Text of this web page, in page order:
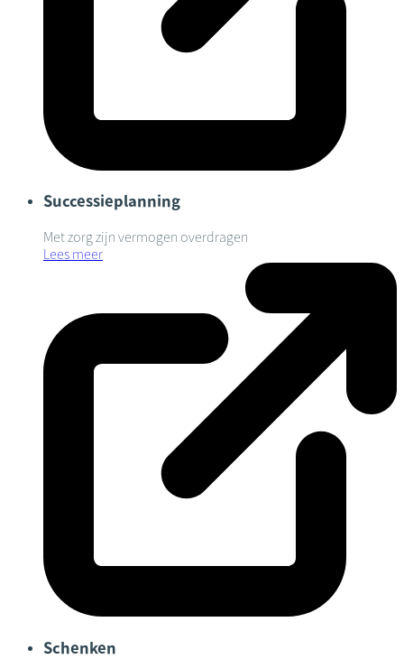
Successieplanning
Met zorg zijn vermogen overdragen
Lees meer
Schenken